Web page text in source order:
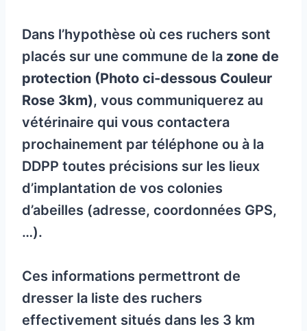
Dans l’hypothèse où ces ruchers sont
placés sur une commune de la zone de
protection (Photo ci-dessous Couleur
Rose 3km), vous communiquerez au
vétérinaire qui vous contactera
prochainement par téléphone ou à la
DDPP toutes précisions sur les lieux
d’implantation de vos colonies
d’abeilles (adresse, coordonnées GPS,
…).
Ces informations permettront de
dresser la liste des ruchers
effectivement situés dans les 3 km